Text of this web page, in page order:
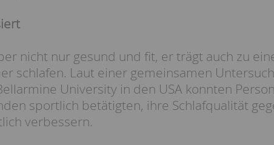
nicht nur gesund und fit, er trägt auch zu
schlafen. Laut einer gemeinsamen
University in den USA konnten
sportlich betätigten, ihre Schlafqualität
verbessern.